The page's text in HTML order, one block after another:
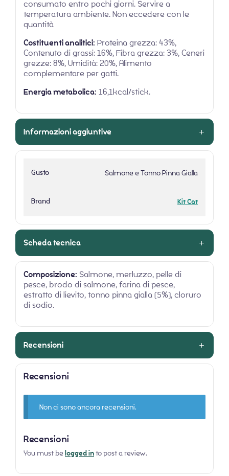
consumato entro pochi giorni. Servire a
temperatura ambiente. Non eccedere con le
quantità
Costituenti analitici: Proteina grezza: 43%,
Contenuto di grassi: 16%, Fibra grezza: 3%, Ceneri
grezze: 8%, Umidità: 20%, Alimento
complementare per gatti.
Energia metabolica: 16,1kcal/stick.
Informazioni aggiuntive
Gusto Salmone e Tonno Pinna Gialla
Brand Kit Cat
Scheda tecnica
Composizione: Salmone, merluzzo, pelle di
pesce, brodo di salmone, farina di pesce,
estratto di lievito, tonno pinna gialla (5%), cloruro
di sodio.
Recensioni
Recensioni
Non ci sono ancora recensioni.
Recensioni
You must be logged into post a review.